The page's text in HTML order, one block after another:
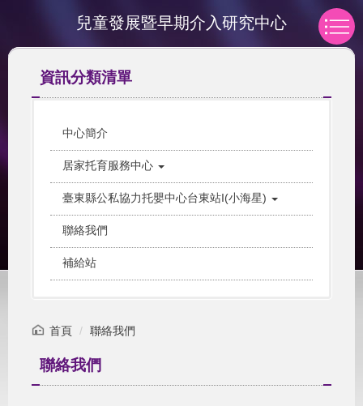
主
兒童發展暨早期介入研究中心
資訊分類清單
中心簡介
居家托育服務中心
臺東縣公私協力托嬰中心台東站I(小海星)
聯絡我們
補給站
首頁 聯絡我們
聯絡我們